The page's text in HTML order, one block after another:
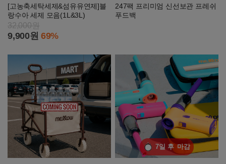
[고농축세탁세제&섬유유연제]블
랑수아 세제 모음(1L&3L)
32,000원
9,900원 69%
247팩 프리미엄 신선보관 프레쉬
푸드백
7일 후 마감